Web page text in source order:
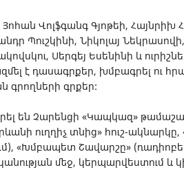
Վոլֆգանգ Գյոթեի, Հայնրիխ
Պուշկինի, Նիկոլայ
Սերգեյ Եսենինի և
է դասագրքեր, խմբագրել ու
գրողների գրքեր:
են Չարենցի «Կապկազ»
ուղղիչ տնից» հուշ-
«Խմբապետ Շավարշը»
մեջ, կերպարվեստում և